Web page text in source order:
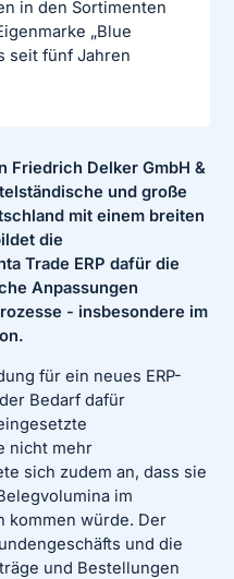
in den Sortimenten
„Blue
seit fünf Jahren
Friedrich Delker GmbH &
und große
mit einem breiten
die
Trade ERP dafür die
Anpassungen
- insbesondere im
für ein neues ERP-
Bedarf dafür
nicht mehr
sich zudem an, dass sie
im
kommen würde. Der
und die
und Bestellungen